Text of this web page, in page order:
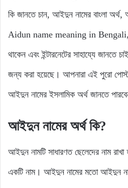
কি জানতে চান, আইদুন নামের বাংলা
Aidun name meaning in Bengali,
থাকেন এবং ইন্টারনেটের সাহায্যে জানতে
জন্য করা হয়েছে। আপনারা এই পুরো
আইদুন নামের ইসলামিক অর্থ জানতে
আইদুন নামের অর্থ কি?
আইদুন নামটি সাধারণত ছেলেদের নাম
একটি নাম। আইদুন নামের মতো আইদুন